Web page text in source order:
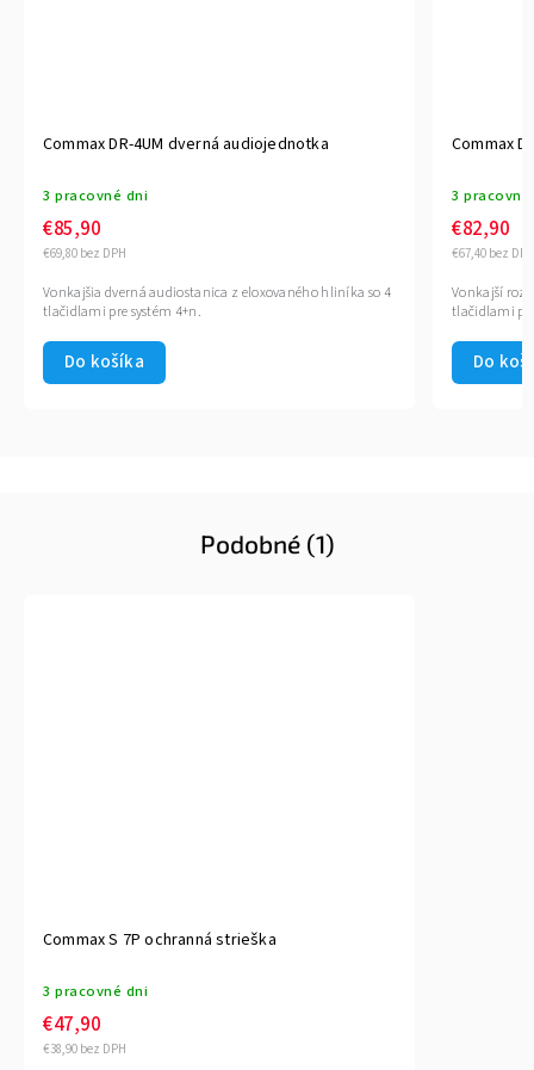
hliníka so 4
Commax DR-6US rozširujúci panel
Vonkajší rozširujúci panel pre audiovrátnik so
Podobné (1)
Commax S 7P ochranná strieška
3 pracovné dni
€38,90 bez DPH
€47,90